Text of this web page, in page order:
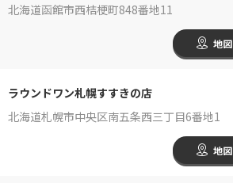
北海道函館市西桔梗町848番地11
地図
ラウンドワン札幌すすきの店
北海道札幌市中央区南五条西三丁目6番地1
地図